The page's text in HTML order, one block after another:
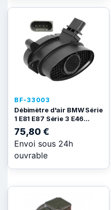
BF-33003
Débimètre d'air BMW Série
1 E81 E87 Série 3 E46...
75,80 €
Envoi sous 24h
ouvrable